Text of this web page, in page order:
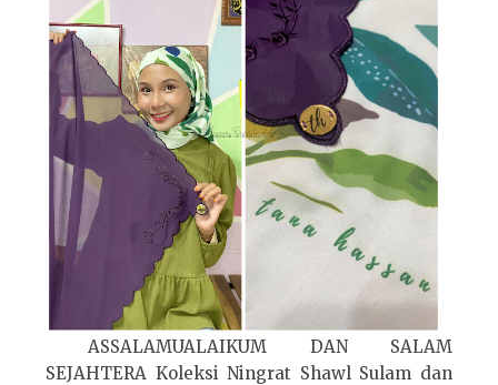
ASSALAMUALAIKUM DAN SALAM
SEJAHTERA Koleksi Ningrat Shawl Sulam dan